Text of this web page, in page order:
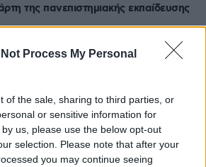
Not Process My Personal
of the sale, sharing to third parties, or
or sensitive information for
us, please use the below opt-out
selection. Please note that after your
you may continue seeing
της πανεπιστημιακής εκπαίδευσης
επιλογή για τη χρηματοδότηση
επιστρέφουμε με ασφάλεια